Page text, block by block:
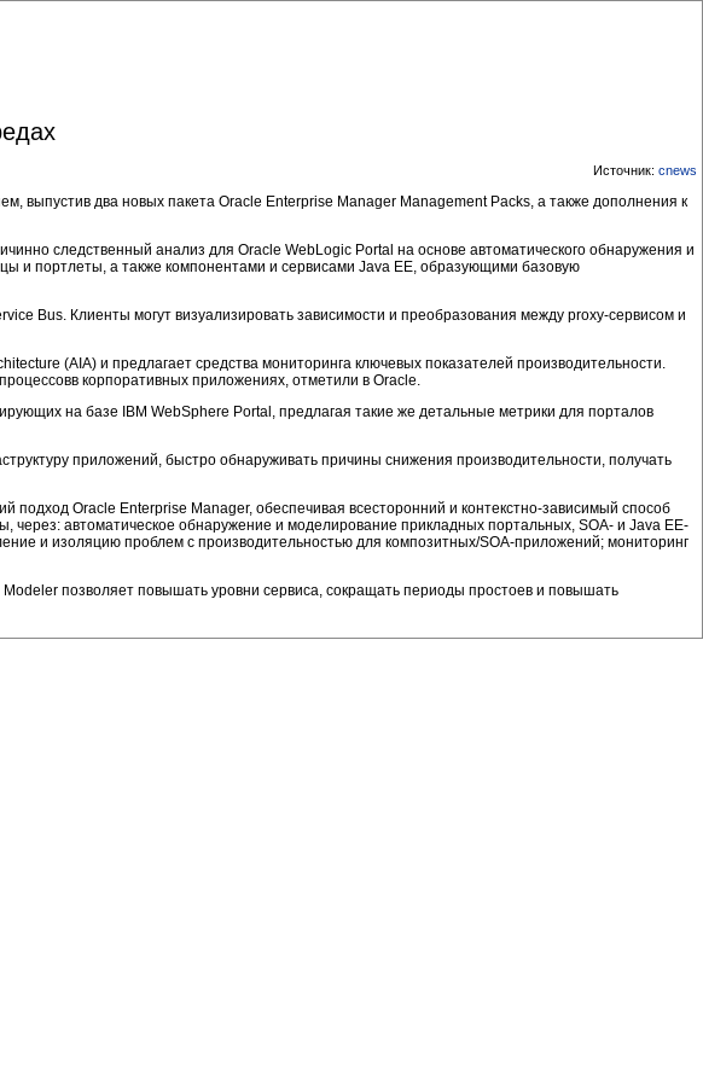
Источник: cnews
два новых пакета Oracle Enterprise Manager Management Packs, а также дополнения к
следственный анализ для Oracle WebLogic Portal на основе автоматического обнаружения и
и портлеты, а также компонентами и сервисами Java EE, образующими базовую
Bus. Клиенты могут визуализировать зависимости и преобразования между proxy-сервисом и
(AIA) и предлагает средства мониторинга ключевых показателей производительности.
корпоративных приложениях, отметили в Oracle.
на базе IBM WebSphere Portal, предлагая такие же детальные метрики для порталов
приложений, быстро обнаруживать причины снижения производительности, получать
Oracle Enterprise Manager, обеспечивая всесторонний и контекстно-зависимый способ
автоматическое обнаружение и моделирование прикладных портальных, SOA- и Java EE-
и изоляцию проблем с производительностью для композитных/SOA-приложений; мониторинг
позволяет повышать уровни сервиса, сокращать периоды простоев и повышать